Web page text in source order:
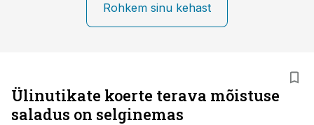
Rohkem sinu kehast
Ülinutikate koerte terava mõistuse
saladus on selginemas